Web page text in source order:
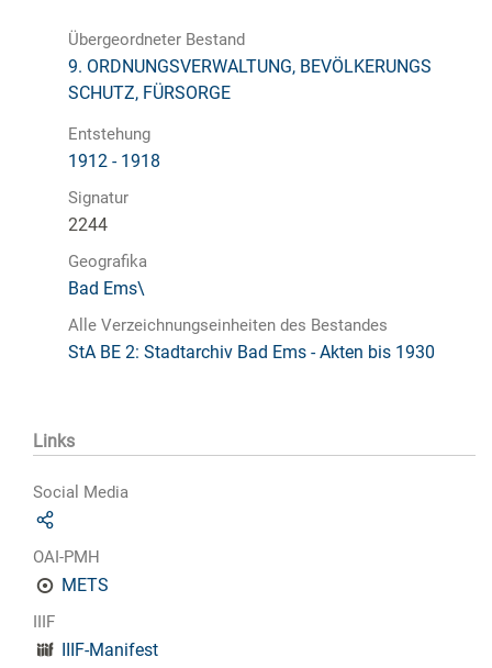
Übergeordneter Bestand
9. ORDNUNGSVERWALTUNG, BEVÖLKERUNGS
SCHUTZ, FÜRSORGE
Entstehung
1912 - 1918
Signatur
2244
Geografika
Bad Ems\
Alle Verzeichnungseinheiten des Bestandes
StA BE 2: Stadtarchiv Bad Ems - Akten bis 1930
Links
Social Media
OAI-PMH
METS
IIIF
IIIF-Manifest